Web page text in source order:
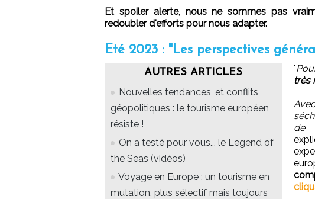
Et spoiler alerte, nous ne sommes pas
redoubler d'efforts pour nous adapter.
Eté 2023 : "Les perspectives
AUTRES ARTICLES
Nouvelles tendances, et conflits
géopolitiques : le tourisme européen
résiste !
On a testé pour vous... le Legend of
the Seas (vidéos)
Voyage en Europe : un tourisme en
mutation, plus sélectif mais toujours
"
très
de